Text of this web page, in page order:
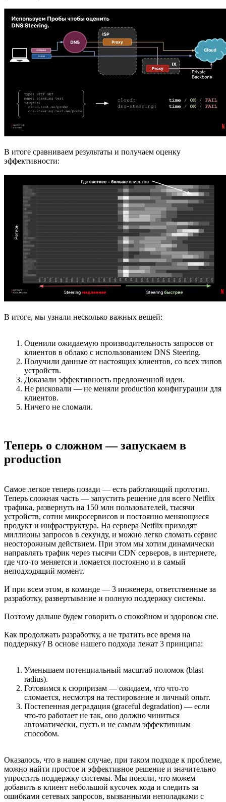
В итоге сравниваем результаты и получаем оценку
эффективности:
В итоге, мы узнали несколько важных вещей:
Оценили ожидаемую производительность запросов от
клиентов в облако с использованием DNS Steering.
Получили данные от настоящих клиентов, со всех типов
устройств.
Доказали эффективность предложенной идеи.
Не рисковали — не меняли production конфигурации для
клиентов.
Ничего не сломали.
Теперь о сложном — запускаем в
production
Самое легкое теперь позади — есть работающий прототип.
Теперь сложная часть — запустить решение для всего Netflix
трафика, развернуть на 150 млн пользователей, тысячи
устройств, сотни микросервисов и постоянно меняющиеся
продукт и инфраструктура. На сервера Netflix приходят
миллионы запросов в секунду, и можно легко сломать сервис
неосторожным действием. При этом мы хотим динамически
направлять трафик через тысячи CDN серверов, в интернете,
где что-то меняется и ломается постоянно и в самый
неподходящий момент.
И при всем этом, в команде — 3 инженера, ответственные за
разработку, развертывание и полную поддержку системы.
Поэтому дальше будем говорить о спокойном и здоровом сне.
Как продолжать разработку, а не тратить все время на
поддержку? В основе нашего подхода лежат 3 принципа:
Уменьшаем потенциальный масштаб поломок (blast
radius).
Готовимся к сюрпризам — ожидаем, что что-то
сломается, несмотря на тестирование и личный опыт.
Постепенная деградация (graceful degradation) — если
что-то работает не так, оно должно чиниться
автоматически, пусть и не самым эффективным
способом.
Оказалось, что в нашем случае, при таком подходе к проблеме,
можно найти простое и эффективное решение и значительно
упростить поддержку системы. Мы поняли, что можем
добавить в клиент небольшой кусочек кода и следить за
ошибками сетевых запросов, вызванными неполадками с